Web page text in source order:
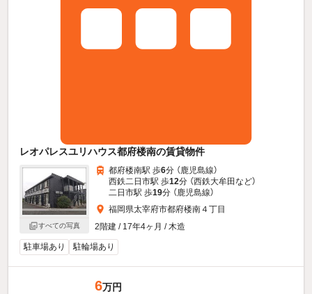
レオパレスユリハウス都府楼南の賃貸物件
すべての写真
都府楼南駅 歩6分 （鹿児島線）
西鉄二日市駅 歩12分 （西鉄大牟田など）
二日市駅 歩19分 （鹿児島線）
福岡県太宰府市都府楼南４丁目
2階建 / 17年4ヶ月 / 木造
駐車場あり 駐輪場あり
6万円